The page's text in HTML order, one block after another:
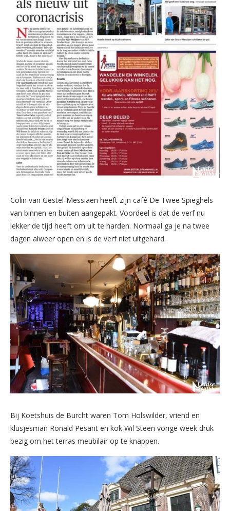
Colin van Gestel-Messiaen heeft zijn café De Twee Spieghels
van binnen en buiten aangepakt. Voordeel is dat de verf nu
lekker de tijd heeft om uit te harden. Normaal ga je na twee
dagen alweer open en is de verf niet uitgehard.
Bij Koetshuis de Burcht waren Tom Holswilder, vriend en
klusjesman Ronald Pesant en kok Wil Steen vorige week druk
bezig om het terras meubilair op te knappen.